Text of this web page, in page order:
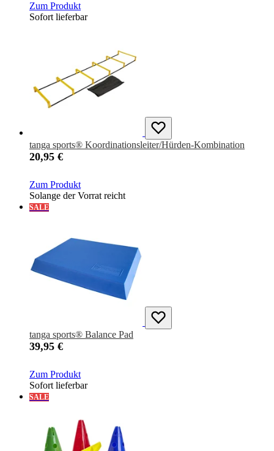
Zum Produkt
Sofort lieferbar
tanga sports® Koordinationsleiter/Hürden-Kombination
20,95 €
Zum Produkt
Solange der Vorrat reicht
SALE
tanga sports® Balance Pad
39,95 €
Zum Produkt
Sofort lieferbar
SALE